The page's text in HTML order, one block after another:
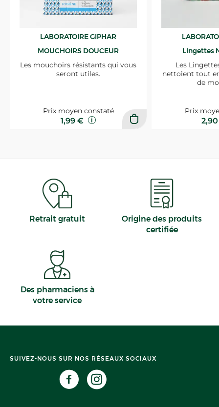
LABORATOIRE GIPHAR
MOUCHOIRS DOUCEUR
Les mouchoirs résistants qui vous
seront utiles.
Prix moyen constaté
1,99 €
Lingettes
Les
nettoient tout
de
Prix
Retrait gratuit
Origine des produits
certifiée
Des pharmaciens à
votre service
SUIVEZ-NOUS SUR NOS RÉSEAUX SOCIAUX